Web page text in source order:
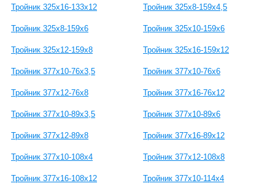
Тройник 325х16-133х12 Тройник 325х8-159х4,5
Тройник 325х8-159х6 Тройник 325х10-159х6
Тройник 325х12-159х8 Тройник 325х16-159х12
Тройник 377х10-76х3,5 Тройник 377х10-76х6
Тройник 377х12-76х8 Тройник 377х16-76х12
Тройник 377х10-89х3,5 Тройник 377х10-89х6
Тройник 377х12-89х8 Тройник 377х16-89х12
Тройник 377х10-108х4 Тройник 377х12-108х8
Тройник 377х16-108х12 Тройник 377х10-114х4